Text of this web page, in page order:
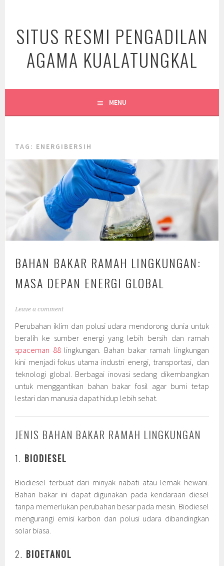
content
SITUS RESMI PENGADILAN
AGAMA KUALATUNGKAL
MENU
TAG: ENERGIBERSIH
BAHAN BAKAR RAMAH LINGKUNGAN:
MASA DEPAN ENERGI GLOBAL
Leave a comment
Perubahan iklim dan polusi udara mendorong dunia untuk
beralih ke sumber energi yang lebih bersih dan ramah
spaceman 88lingkungan. Bahan bakar ramah lingkungan
kini menjadi fokus utama industri energi, transportasi, dan
teknologi global. Berbagai inovasi sedang dikembangkan
untuk menggantikan bahan bakar fosil agar bumi tetap
lestari dan manusia dapat hidup lebih sehat.
JENIS BAHAN BAKAR RAMAH LINGKUNGAN
1. BIODIESEL
Biodiesel terbuat dari minyak nabati atau lemak hewani.
Bahan bakar ini dapat digunakan pada kendaraan diesel
tanpa memerlukan perubahan besar pada mesin. Biodiesel
mengurangi emisi karbon dan polusi udara dibandingkan
solar biasa.
2. BIOETANOL